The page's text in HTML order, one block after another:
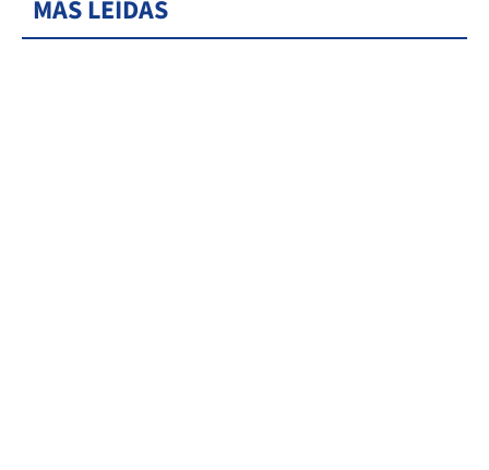
MÁS LEÍDAS